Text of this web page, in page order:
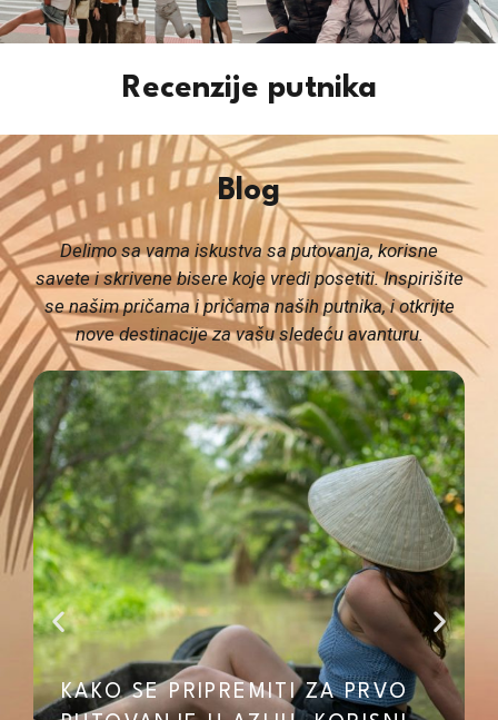
Recenzije putnika
Blog
Delimo sa vama iskustva sa putovanja, korisne
savete i skrivene bisere koje vredi posetiti. Inspirišite
se našim pričama i pričama naših putnika, i otkrijte
nove destinacije za vašu sledeću avanturu.
KAKO SE PRIPREMITI ZA PRVO